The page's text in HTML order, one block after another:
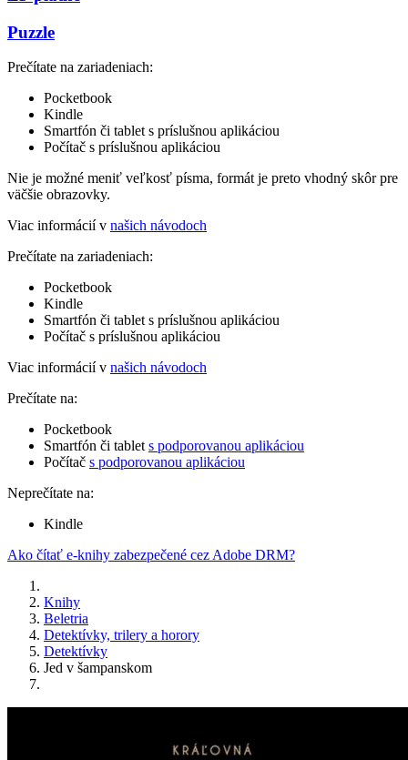
Puzzle
Prečítate na zariadeniach:
Pocketbook
Kindle
Smartfón či tablet s príslušnou aplikáciou
Počítač s príslušnou aplikáciou
Nie je možné meniť veľkosť písma, formát je preto vhodný skôr pre
väčšie obrazovky.
Viac informácií v našich návodoch
Prečítate na zariadeniach:
Pocketbook
Kindle
Smartfón či tablet s príslušnou aplikáciou
Počítač s príslušnou aplikáciou
Viac informácií v našich návodoch
Prečítate na:
Pocketbook
Smartfón či tablet s podporovanou aplikáciou
Počítač s podporovanou aplikáciou
Neprečítate na:
Kindle
Ako čítať e-knihy zabezpečené cez Adobe DRM?
Knihy
Beletria
Detektívky, trilery a horory
Detektívky
Jed v šampanskom